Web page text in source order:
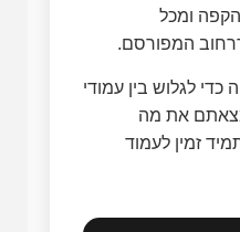
ומכל
המפורסם.
לגלוש בין עמודי
את מה
זמין לעמוד